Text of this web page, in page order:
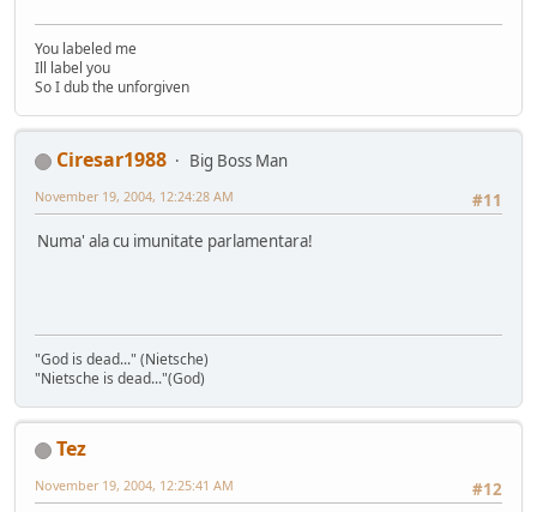
You labeled me
Ill label you
So I dub the unforgiven
Ciresar1988
Big Boss Man
#11
November 19, 2004, 12:24:28 AM
Numa' ala cu imunitate parlamentara!
"God is dead..." (Nietsche)
"Nietsche is dead..."(God)
Tez
#12
November 19, 2004, 12:25:41 AM